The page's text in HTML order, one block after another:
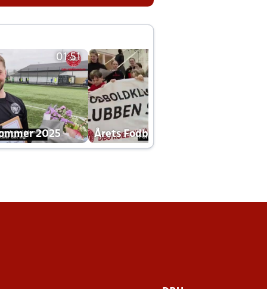
01:51
2025 Årets Fodboldklub 2025 mp4